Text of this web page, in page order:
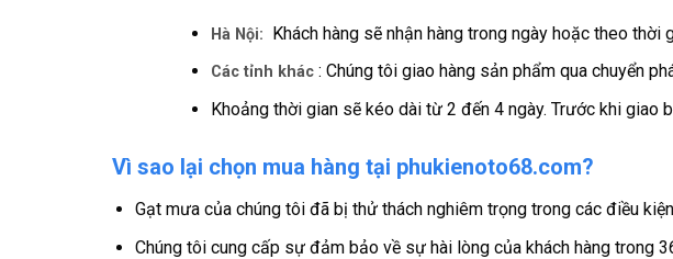
Hà Nội: Khách hàng sẽ nhận hàng trong ngày hoặc theo thời
Các tỉnh khác: Chúng tôi giao hàng sản phẩm qua chuyển
Khoảng thời gian sẽ kéo dài từ 2 đến 4 ngày. Trước khi giao
Vì sao lại chọn mua hàng tại phukienoto68.com?
Gạt mưa của chúng tôi đã bị thử thách nghiêm trọng trong các điều
Chúng tôi cung cấp sự đảm bảo về sự hài lòng của khách hàng trong